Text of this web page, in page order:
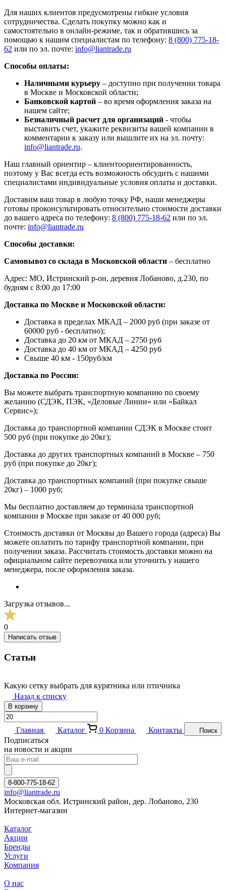
Для наших клиентов предусмотрены гибкие условия
сотрудничества. Сделать покупку можно как и
самостоятельно в онлайн-режиме, так и обратившись за
помощью к нашим специалистам по телефону: 8 (800) 775-18-
62 или по эл. почте: info@liantrade.ru
Способы оплаты:
Наличными курьеру – доступно при получении товара
в Москве и Московской области;
Банковской картой – во время оформления заказа на
нашем сайте;
Безналичный расчет для организаций - чтобы
выставить счет, укажите реквизиты вашей компании в
комментарии к заказу или вышлите их на эл. почту:
info@liantrade.ru.
Наш главный ориентир – клиентоориентированность,
поэтому у Вас всегда есть возможность обсудить с нашими
специалистами индивидуальные условия оплаты и доставки.
Доставим ваш товар в любую точку РФ, наши менеджеры
готовы проконсультировать относительно стоимости доставки
до вашего адреса по телефону: 8 (800) 775-18-62 или по эл.
почте: info@liantrade.ru
Способы доставки:
Самовывоз со склада в Московской области – бесплатно
Адрес: МО, Истринский р-он, деревня Лобаново, д.230, по
будням с 8:00 до 17:00
Доставка по Москве и Московской области:
Доставка в пределах МКАД – 2000 руб (при заказе от
60000 руб - бесплатно);
Доставка до 20 км от МКАД – 2750 руб
Доставка до 40 км от МКАД – 4250 руб
Свыше 40 км - 150руб/км
Доставка по России:
Вы можете выбрать транспортную компанию по своему
желанию (СДЭК, ПЭК, «Деловые Линии» или «Байкал
Сервис»);
Доставка до транспортной компании СДЭК в Москве стоит
500 руб (при покупке до 20кг);
Доставка до других транспортных компаний в Москве – 750
руб (при покупке до 20кг);
Доставка до транспортных компаний (при покупке свыше
20кг) – 1000 руб;
Мы бесплатно доставляем до терминала транспортной
компании в Москве при заказе от 40 000 руб;
Стоимость доставки от Москвы до Вашего города (адреса) Вы
можете оплатить по тарифу транспортной компании, при
получении заказа. Рассчитать стоимость доставки можно на
официальном сайте перевозчика или уточнить у нашего
менеджера, после оформления заказа.
Загрузка отзывов...
0
Написать отзыв
Статьи
Какую сетку выбрать для курятника или птичника
Назад к списку
В корзину
Главная Каталог 0 Корзина Контакты Поиск
Подписаться
на новости и акции
8-800-775-18-62
info@liantrade.ru
Московская обл. Истринский район, дер. Лобаново, 230
Интернет-магазин
Каталог
Акции
Бренды
Услуги
Компания
О нас